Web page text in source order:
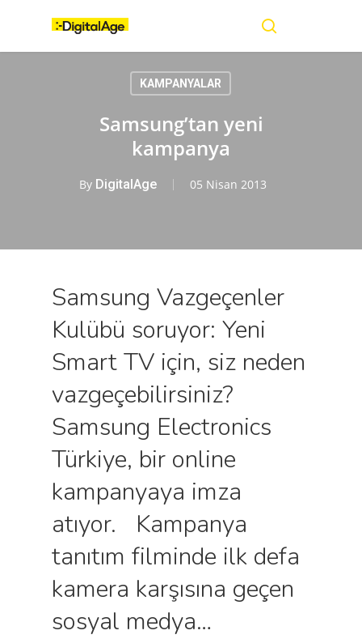
content
KAMPANYALAR
Samsung’tan yeni
kampanya
By DigitalAge 05 Nisan 2013
Samsung Vazgeçenler
Kulübü soruyor: Yeni
Smart TV için, siz neden
vazgeçebilirsiniz?
Samsung Electronics
Türkiye, bir online
kampanyaya imza
atıyor. Kampanya
tanıtım filminde ilk defa
kamera karşısına geçen
sosyal medya…